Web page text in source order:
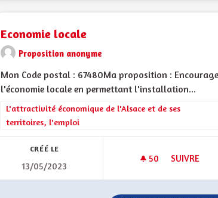
Economie locale
Proposition anonyme
Mon Code postal : 67480Ma proposition :
l'économie locale en permettant l'installation...
Filtrer les résultats de la catégorie : L'attractivité
L'attractivité économique de l'Alsace et de ses
territoires, l'emploi
CRÉÉ LE
13/05/2023
50 50 ABONNÉS
SUIVRE